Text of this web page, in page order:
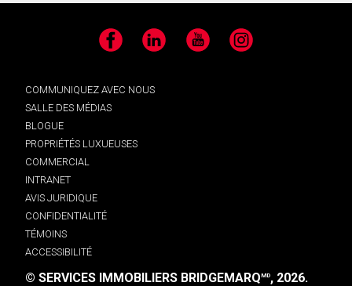
Facebook LinkedIn YouTube Instagram
COMMUNIQUEZ AVEC NOUS
SALLE DES MÉDIAS
BLOGUE
PROPRIÉTÉS LUXUEUSES
COMMERCIAL
INTRANET
AVIS JURIDIQUE
CONFIDENTIALITÉ
TÉMOINS
ACCESSIBILITÉ
© SERVICES IMMOBILIERS BRIDGEMARQMD, 2026.